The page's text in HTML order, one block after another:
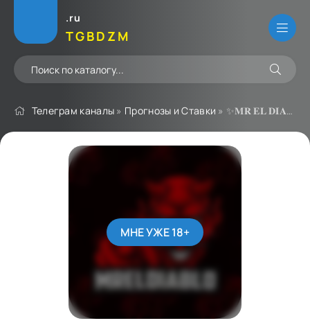
.ru
TGBDZM
Телеграм каналы » Прогнозы и Ставки » ✨𝐌𝐑 𝐄𝐋 𝐃𝐈𝐀𝐁𝐋𝐎 𝐏𝐑𝐎𝐍𝐎𝐒 ✨
МНЕ УЖЕ 18+